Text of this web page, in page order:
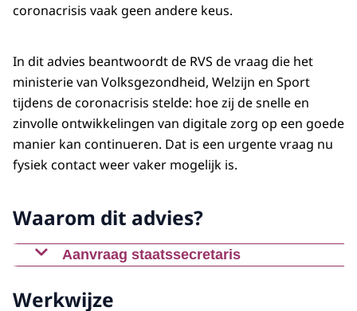
coronacrisis vaak geen andere keus.
In dit advies beantwoordt de RVS de vraag die het
ministerie van Volksgezondheid, Welzijn en Sport
tijdens de coronacrisis stelde: hoe zij de snelle en
zinvolle ontwikkelingen van digitale zorg op een goede
manier kan continueren. Dat is een urgente vraag nu
fysiek contact weer vaker mogelijk is.
Waarom dit advies?
Aanvraag staatssecretaris
worden afgebouwd, is fysiek contact ook weer
Werkwijze